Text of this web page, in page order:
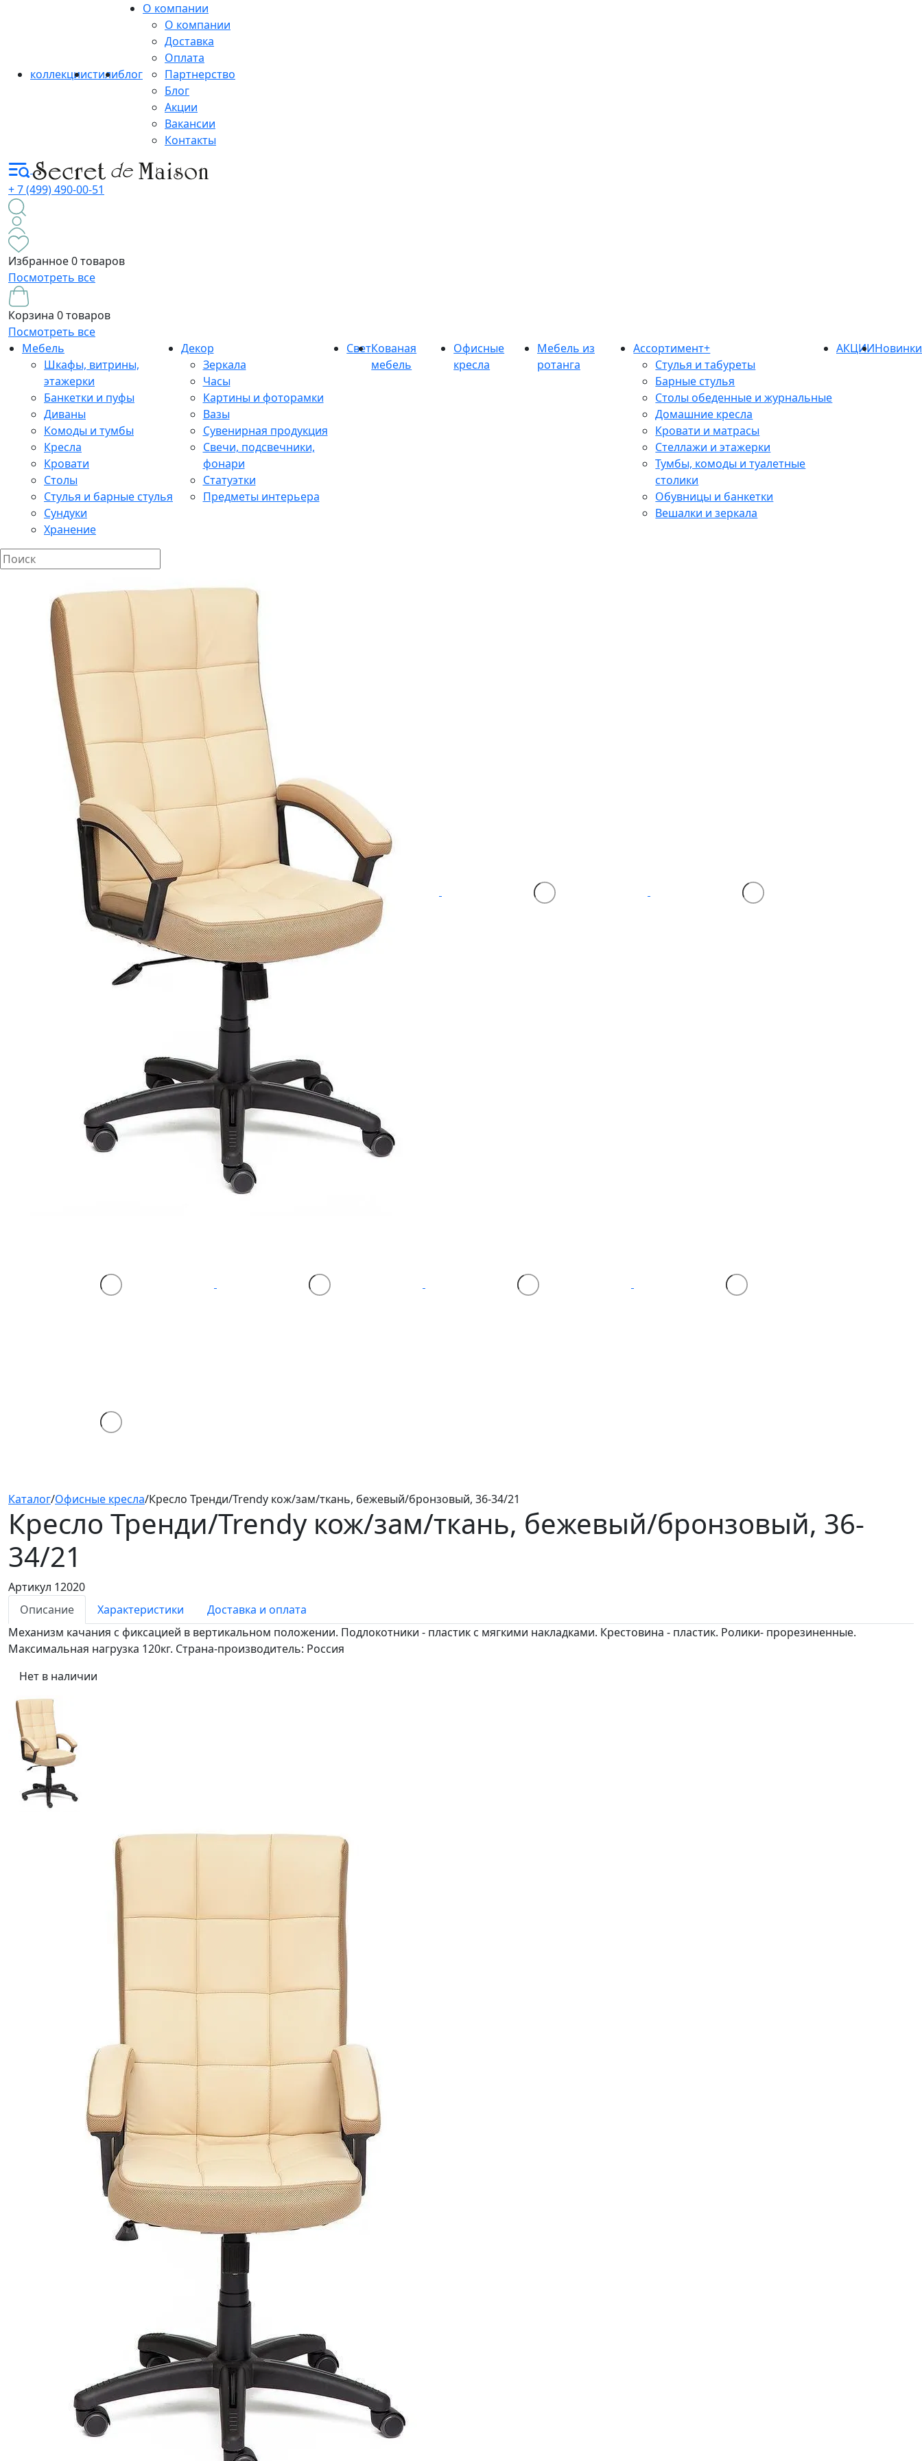
коллекциистилиблог
О компании
О компании
Доставка
Оплата
Партнерство
Блог
Акции
Вакансии
Контакты
+ 7 (499) 490-00-51
Избранное0 товаров
Посмотреть все
Корзина 0 товаров
Посмотреть все
Мебель
Шкафы, витрины,
этажерки
Банкетки и пуфы
Диваны
Комоды и тумбы
Кресла
Кровати
Столы
Стулья и барные стулья
Сундуки
Хранение
Декор
Зеркала
Часы
Картины и фоторамки
Вазы
Сувенирная продукция
Свечи, подсвечники,
фонари
Статуэтки
Предметы интерьера
СветКованая
мебель
Офисные
кресла
Мебель из
ротанга
Ассортимент+
Стулья и табуреты
Барные стулья
Столы обеденные и журнальные
Домашние кресла
Кровати и матрасы
Стеллажи и этажерки
Тумбы, комоды и туалетные
столики
Обувницы и банкетки
Вешалки и зеркала
АКЦИИНовинки
Каталог/Офисные кресла/Кресло Тренди/Trendy кож/зам/ткань, бежевый/бронзовый, 36-34/21
Кресло Тренди/Trendy кож/зам/ткань, бежевый/бронзовый, 36-
34/21
Артикул 12020
Описание
Характеристики
Доставка и оплата
Механизм качания с фиксацией в вертикальном положении. Подлокотники - пластик с мягкими накладками. Крестовина - пластик. Ролики- прорезиненные.
Максимальная нагрузка 120кг. Страна-производитель: Россия
Нет в наличии